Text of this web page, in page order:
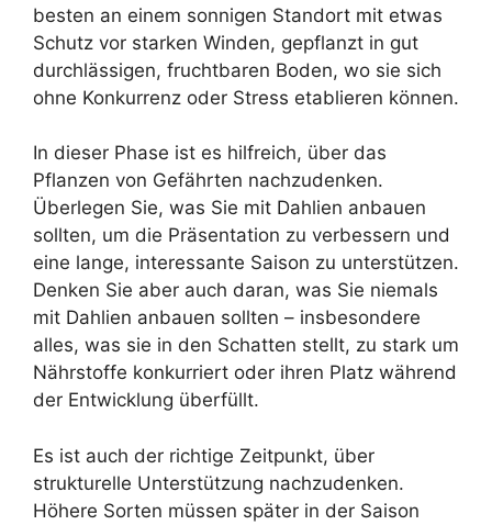
besten an einem sonnigen Standort mit etwas
Schutz vor starken Winden, gepflanzt in gut
durchlässigen, fruchtbaren Boden, wo sie sich
ohne Konkurrenz oder Stress etablieren können.
In dieser Phase ist es hilfreich, über das
Pflanzen von Gefährten nachzudenken.
Überlegen Sie, was Sie mit Dahlien anbauen
sollten, um die Präsentation zu verbessern und
eine lange, interessante Saison zu unterstützen.
Denken Sie aber auch daran, was Sie niemals
mit Dahlien anbauen sollten – insbesondere
alles, was sie in den Schatten stellt, zu stark um
Nährstoffe konkurriert oder ihren Platz während
der Entwicklung überfüllt.
Es ist auch der richtige Zeitpunkt, über
strukturelle Unterstützung nachzudenken.
Höhere Sorten müssen später in der Saison